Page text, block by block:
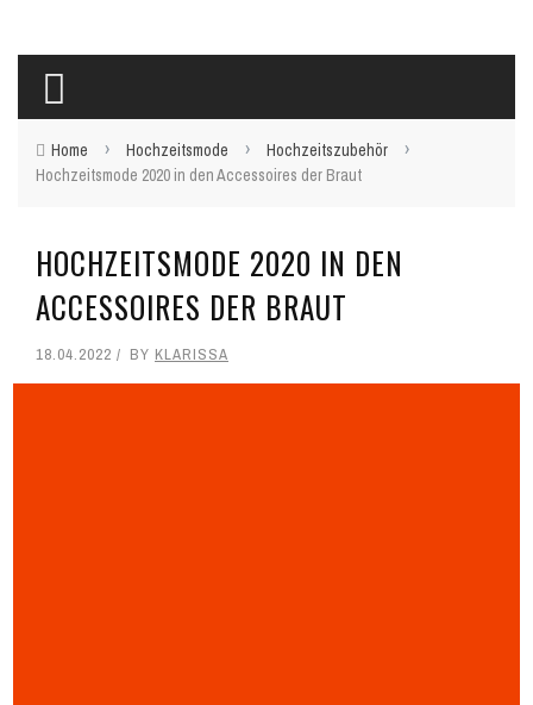
Home › Hochzeitsmode › Hochzeitszubehör ›
Hochzeitsmode 2020 in den Accessoires der Braut
HOCHZEITSMODE 2020 IN DEN
ACCESSOIRES DER BRAUT
18.04.2022 BY KLARISSA